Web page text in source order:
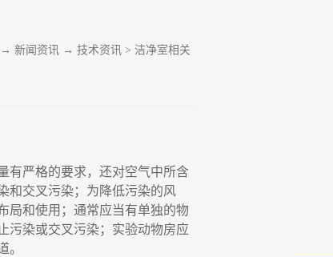
→ 新闻资讯 → 技术资讯 > 洁净室相关
有严格的要求 ， 还对空气中所含
和交叉污染； 为降低污染的风
局和使用 ； 通常应当有单独的物
污染或交叉污染； 实验动物房应
。